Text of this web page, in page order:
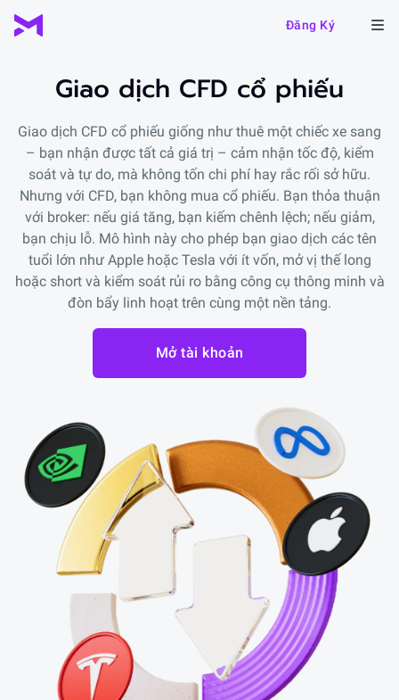
Đăng Ký
Giao dịch CFD cổ phiếu
Giao dịch CFD cổ phiếu giống như thuê một chiếc xe sang
– bạn nhận được tất cả giá trị – cảm nhận tốc độ, kiểm
soát và tự do, mà không tốn chi phí hay rắc rối sở hữu.
Nhưng với CFD, bạn không mua cổ phiếu. Bạn thỏa thuận
với broker: nếu giá tăng, bạn kiếm chênh lệch; nếu giảm,
bạn chịu lỗ. Mô hình này cho phép bạn giao dịch các tên
tuổi lớn như Apple hoặc Tesla với ít vốn, mở vị thế long
hoặc short và kiểm soát rủi ro bằng công cụ thông minh và
đòn bẩy linh hoạt trên cùng một nền tảng.
Mở tài khoản